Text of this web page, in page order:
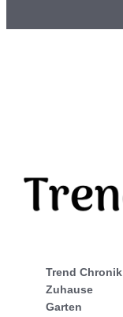
Trend Chronik
Zuhause
Garten